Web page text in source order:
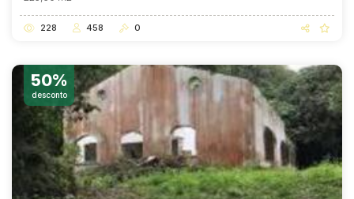
228 458 0
50%
desconto